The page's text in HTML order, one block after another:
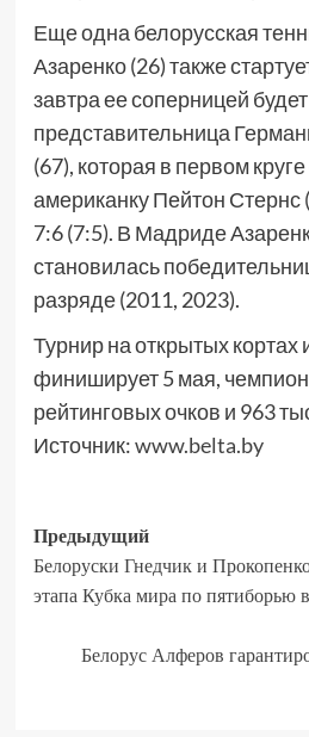
Еще одна белорусская
Азаренко (26) также
завтра ее соперницей будет
представительница
(67), которая в первом
американку Пейтон Стернс
7:6 (7:5). В Мадриде
становилась
разряде (2011, 2023).
Турнир на открытых кортах
финиширует 5 мая,
рейтинговых очков и 963
Источник:www.belta.by
Предыдущий
Белоруски Гнедчик и
этапа Кубка мира по пятиборью
Белорус Алферов